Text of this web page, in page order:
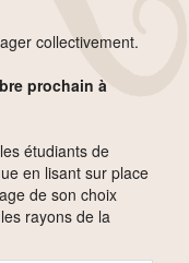
collectivement.
prochain à
étudiants de
en lisant sur place
de son choix
rayons de la